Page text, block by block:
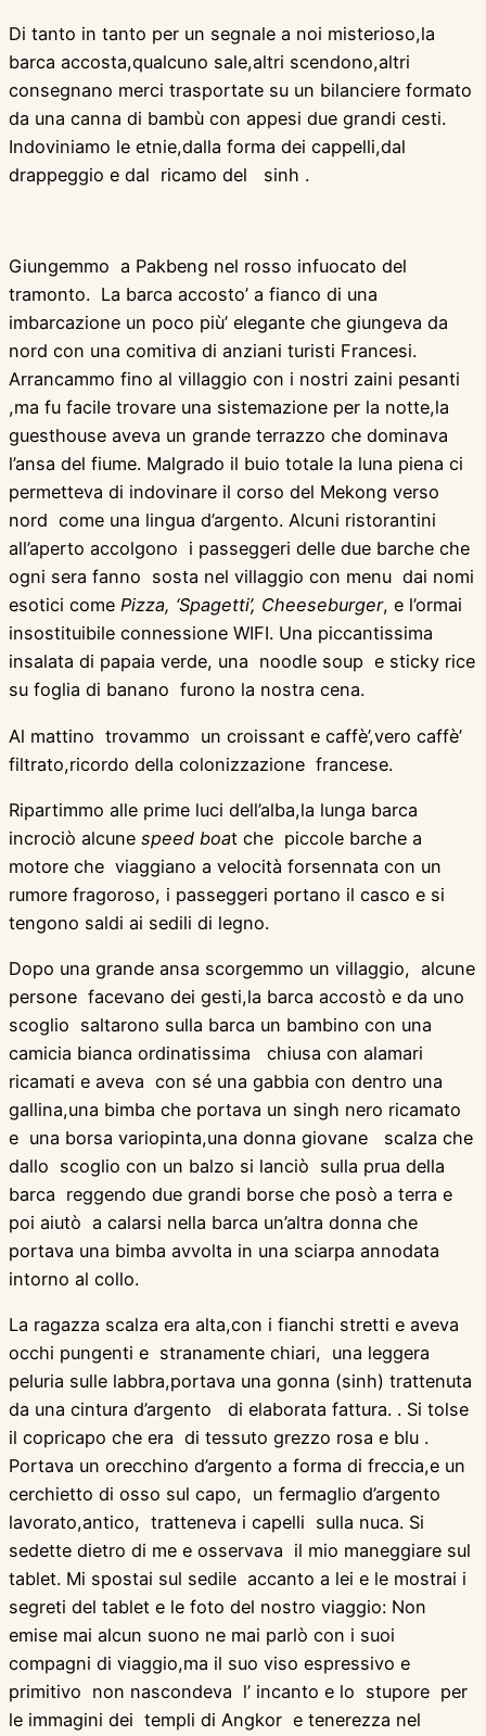
Di tanto in tanto per un segnale a noi misterioso,la
barca accosta,qualcuno sale,altri scendono,altri
consegnano merci trasportate su un bilanciere formato
da una canna di bambù con appesi due grandi cesti.
Indoviniamo le etnie,dalla forma dei cappelli,dal
drappeggio e dal ricamo del sinh .
Giungemmo a Pakbeng nel rosso infuocato del
tramonto. La barca accosto’ a fianco di una
imbarcazione un poco più’ elegante che giungeva da
nord con una comitiva di anziani turisti Francesi.
Arrancammo fino al villaggio con i nostri zaini pesanti
,ma fu facile trovare una sistemazione per la notte,la
guesthouse aveva un grande terrazzo che dominava
l’ansa del fiume. Malgrado il buio totale la luna piena ci
permetteva di indovinare il corso del Mekong verso
nord come una lingua d’argento. Alcuni ristorantini
all’aperto accolgono i passeggeri delle due barche che
ogni sera fanno sosta nel villaggio con menu dai nomi
esotici come Pizza, ‘Spagetti’, Cheeseburger, e l’ormai
insostituibile connessione WIFI. Una piccantissima
insalata di papaia verde, una noodle soup e sticky rice
su foglia di banano furono la nostra cena.
Al mattino trovammo un croissant e caffè’,vero caffè’
filtrato,ricordo della colonizzazione francese.
Ripartimmo alle prime luci dell’alba,la lunga barca
incrociò alcune speed boat che piccole barche a
motore che viaggiano a velocità forsennata con un
rumore fragoroso, i passeggeri portano il casco e si
tengono saldi ai sedili di legno.
Dopo una grande ansa scorgemmo un villaggio, alcune
persone facevano dei gesti,la barca accostò e da uno
scoglio saltarono sulla barca un bambino con una
camicia bianca ordinatissima chiusa con alamari
ricamati e aveva con sé una gabbia con dentro una
gallina,una bimba che portava un singh nero ricamato
e una borsa variopinta,una donna giovane scalza che
dallo scoglio con un balzo si lanciò sulla prua della
barca reggendo due grandi borse che posò a terra e
poi aiutò a calarsi nella barca un’altra donna che
portava una bimba avvolta in una sciarpa annodata
intorno al collo.
La ragazza scalza era alta,con i fianchi stretti e aveva
occhi pungenti e stranamente chiari, una leggera
peluria sulle labbra,portava una gonna (sinh) trattenuta
da una cintura d’argento di elaborata fattura. . Si tolse
il copricapo che era di tessuto grezzo rosa e blu .
Portava un orecchino d’argento a forma di freccia,e un
cerchietto di osso sul capo, un fermaglio d’argento
lavorato,antico, tratteneva i capelli sulla nuca. Si
sedette dietro di me e osservava il mio maneggiare sul
tablet. Mi spostai sul sedile accanto a lei e le mostrai i
segreti del tablet e le foto del nostro viaggio: Non
emise mai alcun suono ne mai parlò con i suoi
compagni di viaggio,ma il suo viso espressivo e
primitivo non nascondeva l’ incanto e lo stupore per
le immagini dei templi di Angkor e tenerezza nel